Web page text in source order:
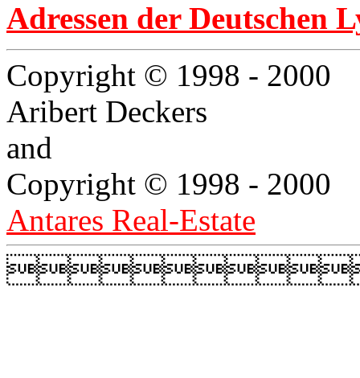
Adressen der Deutschen
Copyright © 1998 - 2000
Aribert Deckers
and
Copyright © 1998 - 2000
Antares Real-Estate